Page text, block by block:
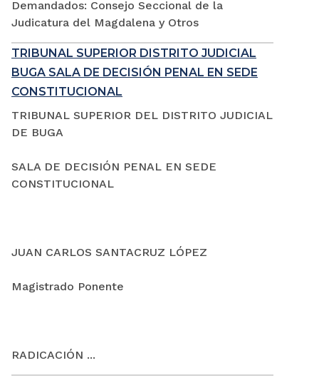
Demandados: Consejo Seccional de la
Judicatura del Magdalena y Otros
TRIBUNAL SUPERIOR DISTRITO JUDICIAL
BUGA SALA DE DECISIÓN PENAL EN SEDE
CONSTITUCIONAL
TRIBUNAL SUPERIOR DEL DISTRITO JUDICIAL
DE BUGA
SALA DE DECISIÓN PENAL EN SEDE
CONSTITUCIONAL
JUAN CARLOS SANTACRUZ LÓPEZ
Magistrado Ponente
RADICACIÓN ...